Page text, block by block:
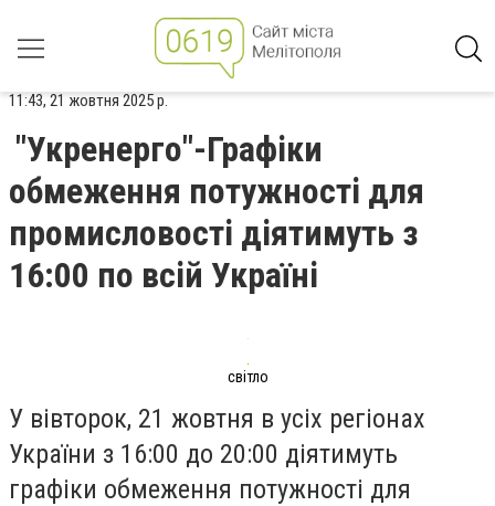
11:43, 21 жовтня 2025 р.
"Укренерго"-Графіки
обмеження потужності для
промисловості діятимуть з
16:00 по всій Україні
світло
У вівторок, 21 жовтня в усіх регіонах
України з 16:00 до 20:00 діятимуть
графіки обмеження потужності для